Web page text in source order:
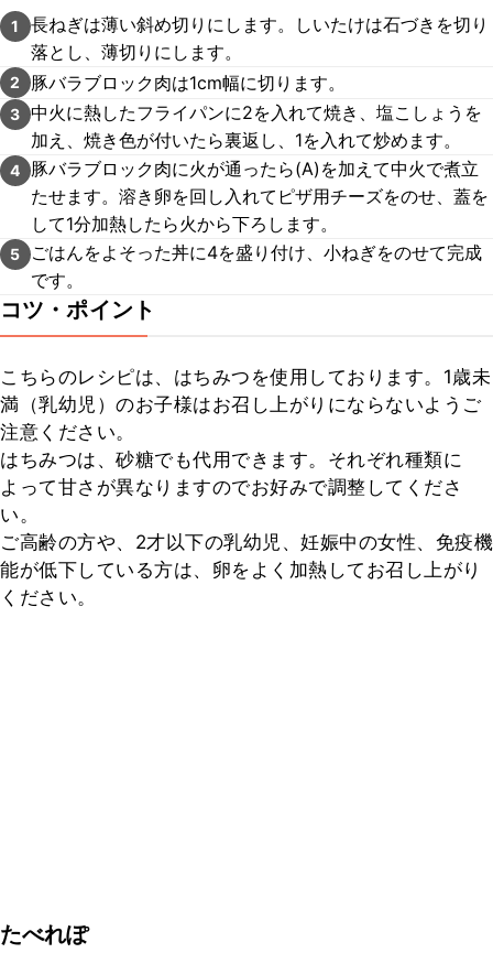
1
長ねぎは薄い斜め切りにします。しいたけは石づきを切り
落とし、薄切りにします。
2 豚バラブロック肉は1cm幅に切ります。
3 中火に熱したフライパンに2を入れて焼き、塩こしょうを
加え、焼き色が付いたら裏返し、1を入れて炒めます。
4
豚バラブロック肉に火が通ったら(A)を加えて中火で煮立
たせます。溶き卵を回し入れてピザ用チーズをのせ、蓋を
して1分加熱したら火から下ろします。
5
ごはんをよそった丼に4を盛り付け、小ねぎをのせて完成
です。
コツ・ポイント
こちらのレシピは、はちみつを使用しております。1歳未
満（乳幼児）のお子様はお召し上がりにならないようご
注意ください。
はちみつは、砂糖でも代用できます。それぞれ種類に
よって甘さが異なりますのでお好みで調整してくださ
い。
ご高齢の方や、2才以下の乳幼児、妊娠中の女性、免疫機
能が低下している方は、卵をよく加熱してお召し上がり
ください。
たべれぽ